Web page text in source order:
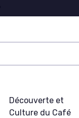
Découverte et
Culture du Café